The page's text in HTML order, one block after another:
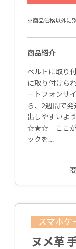
※商品価格以外に
商品紹介
ベルトに取り
に取り付けら
ートフォンサ
ら、2週間で
出しやすいよ
☆★☆ ここが
ックを…
スマホケ
ヌメ革